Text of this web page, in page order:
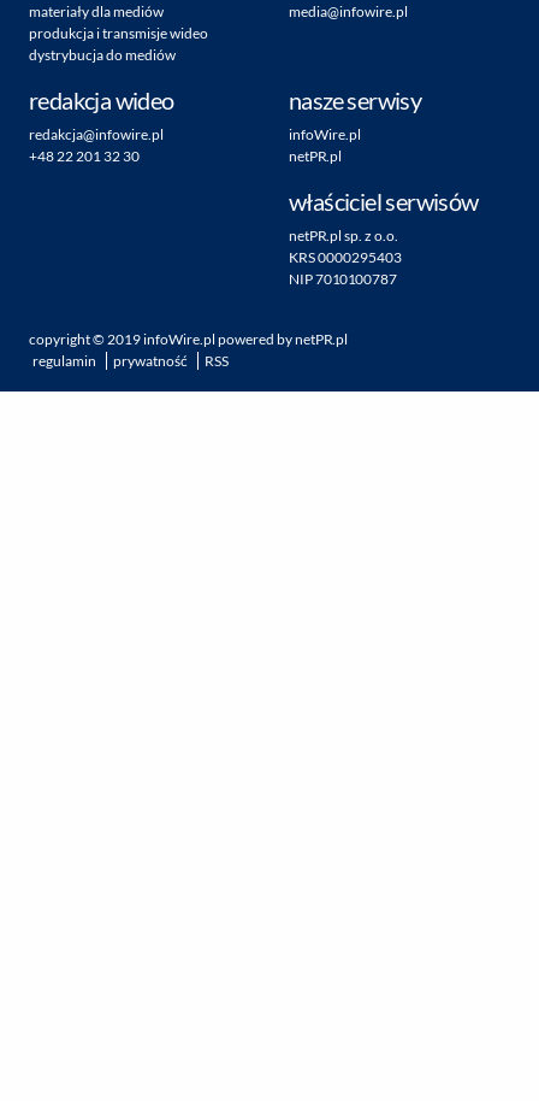
materiały dla mediów
produkcja i transmisje wideo
dystrybucja do mediów
media@infowire.pl
redakcja wideo
redakcja@infowire.pl
+48 22 201 32 30
nasze serwisy
infoWire.pl
netPR.pl
właściciel serwisów
netPR.pl sp. z o.o.
KRS 0000295403
NIP 7010100787
copyright © 2019infoWire.pl powered bynetPR.pl
regulamin
prywatność RSS